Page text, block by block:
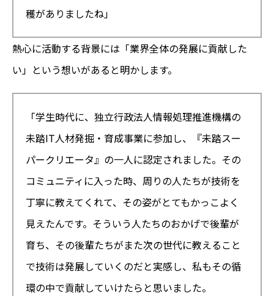
穫がありましたね」
熱心に活動する背景には「業界全体の発展に貢献した
い」という想いがあると明かします。
「学生時代に、独立行政法人情報処理推進機構の
未踏IT人材発掘・育成事業に参加し、『未踏スー
パークリエータ』の一人に認定されました。その
コミュニティに入った時、周りの人たちが技術を
丁寧に教えてくれて、その姿がとてもかっこよく
見えたんです。そういう人たちのおかげで後輩が
育ち、その後輩たちがまた次の世代に教えること
で技術は発展していくのだと実感し、私もその循
環の中で貢献していけたらと思いました。